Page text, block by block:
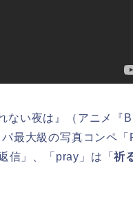
ない夜は』（アニメ『
最大級の写真コンペ「
信」、「pray」は「祈